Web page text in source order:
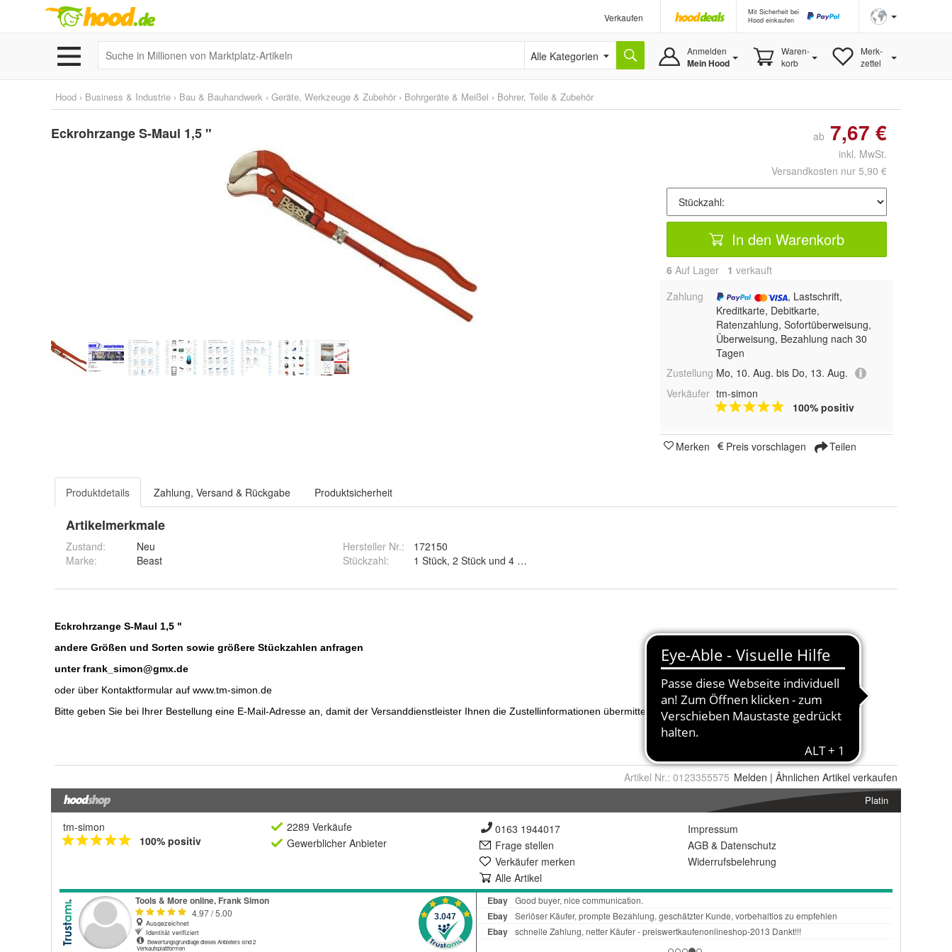
Verkaufen
Mit Sicherheit bei
Hood einkaufen
Alle Kategorien Anmelden
Mein Hood
Waren-
korb
Merk-
zettel
Hood › Business & Industrie › Bau & Bauhandwerk › Geräte, Werkzeuge & Zubehör › Bohrgeräte & Meißel › Bohrer, Teile & Zubehör
Eckrohrzange S-Maul 1,5 " ab 7,67 €
inkl. MwSt.
Versandkosten nur 5,90 €
In den Warenkorb
6 Auf Lager 1 verkauft
Zahlung
, Lastschrift,
Kreditkarte, Debitkarte,
Ratenzahlung, Sofortüberweisung,
Überweisung, Bezahlung nach 30
Tagen
Zustellung Mo, 10. Aug. bis Do, 13. Aug.
Verkäufer tm-simon
100% positiv
Merken Preis vorschlagen Teilen
Produktdetails Zahlung, Versand & Rückgabe Produktsicherheit
Artikelmerkmale
Zustand:
Neu
Marke:
Beast
Hersteller Nr.:
172150
Stückzahl: 1 Stück, 2 Stück und 4 Stück
Artikel Nr.: 0123355575 Melden | Ähnlichen Artikel verkaufen
Platin
tm-simon
100% positiv
2289 Verkäufe
Gewerblicher Anbieter
0163 1944017
Frage stellen
Verkäufer merken
Alle Artikel
Impressum
AGB & Datenschutz
Widerrufsbelehrung